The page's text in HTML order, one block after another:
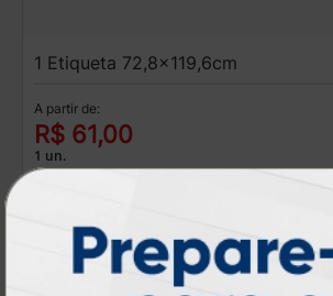
1 Etiqueta 72,8x119,6cm
A partir de:
R$ 61,00
1 un.